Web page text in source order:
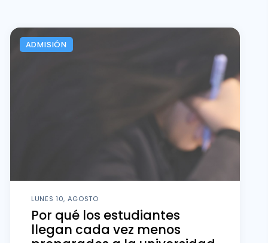
ADMISIÓN
LUNES 10, AGOSTO
Por qué los estudiantes
llegan cada vez menos